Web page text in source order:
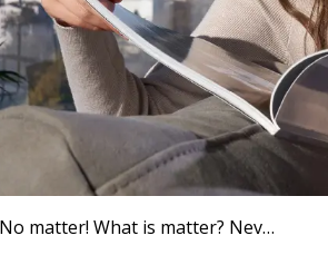
What is mind? No matter! What is matter? Never mind!